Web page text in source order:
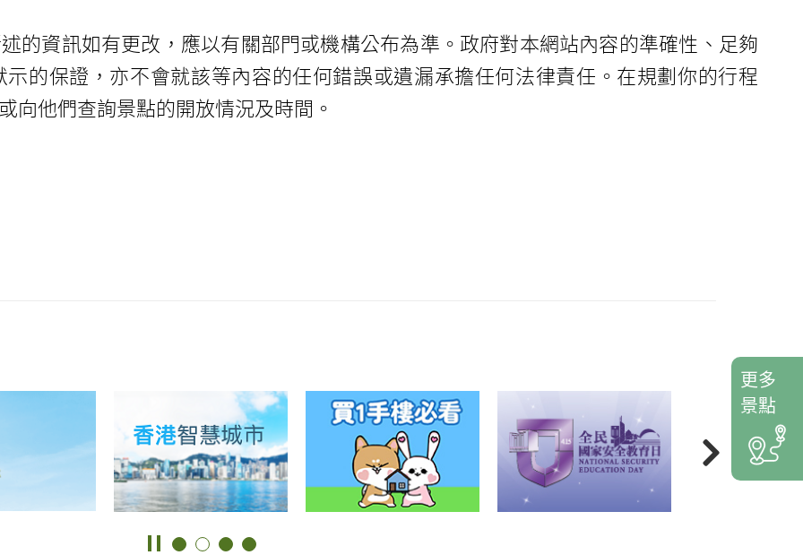
的資訊如有更改，應以有關部門或機構公布為準。政府對本網站內容的準確性、足夠
的保證，亦不會就該等內容的任何錯誤或遺漏承擔任何法律責任。在規劃你的行程
向他們查詢景點的開放情況及時間。
更多
景點